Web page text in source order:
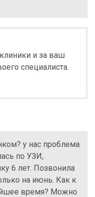
и за ваш
специалиста.
у нас проблема
по УЗИ,
6 лет. Позвонила
на июнь. Как к
время? Можно